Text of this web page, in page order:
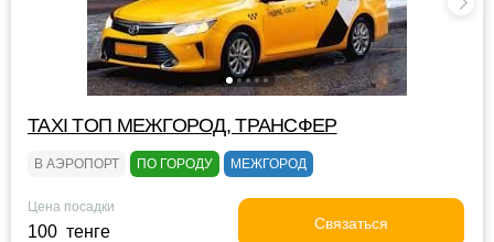
TAXI TOП МЕЖГОРОД, ТРАНСФЕР
В АЭРОПОРТ ПО ГОРОДУ МЕЖГОРОД
Цена посадки
100 тенге Связаться